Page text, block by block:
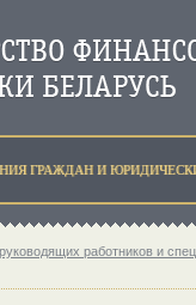
ГРАЖДАН И
работников и